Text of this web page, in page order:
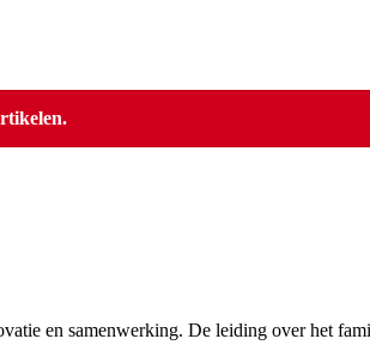
en samenwerking. De leiding over het